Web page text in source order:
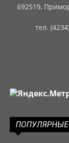
692519,
тел.